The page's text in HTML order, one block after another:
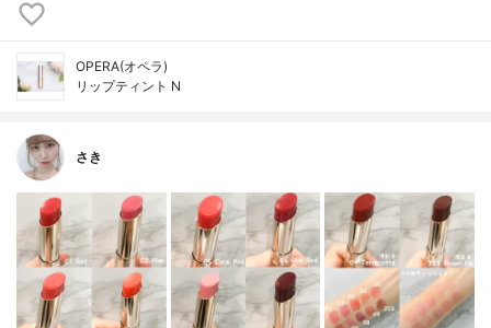
OPERA(オペラ)
リップティント N
さき